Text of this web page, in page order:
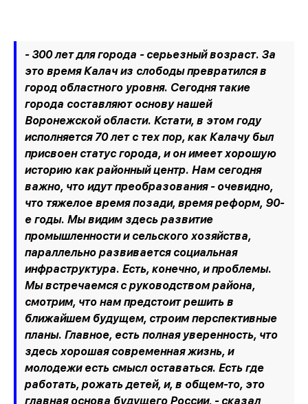
- 300 лет для города - серьезный возраст. За
это время Калач из слободы превратился в
город областного уровня. Сегодня такие
города составляют основу нашей
Воронежской области. Кстати, в этом году
исполняется 70 лет с тех пор, как Калачу был
присвоен статус города, и он имеет хорошую
историю как районный центр. Нам сегодня
важно, что идут преобразования - очевидно,
что тяжелое время позади, время реформ, 90-
е годы. Мы видим здесь развитие
промышленности и сельского хозяйства,
параллельно развивается социальная
инфраструктура. Есть, конечно, и проблемы.
Мы встречаемся с руководством района,
смотрим, что нам предстоит решить в
ближайшем будущем, строим перспективные
планы. Главное, есть полная уверенность, что
здесь хорошая современная жизнь, и
молодежи есть смысл оставаться. Есть где
работать, рожать детей, и, в общем-то, это
главная основа будущего России, - сказал